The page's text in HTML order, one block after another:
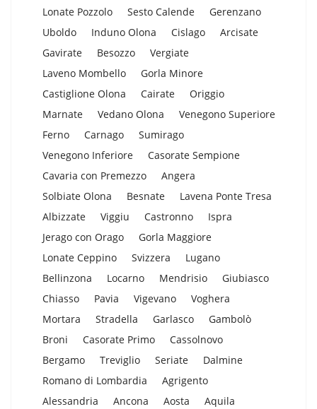
Lonate Pozzolo
Sesto Calende
Gerenzano
Uboldo
Induno Olona Cislago
Arcisate
Gavirate
Besozzo
Vergiate
Laveno Mombello
Gorla Minore
Castiglione Olona
Cairate
Origgio
Marnate
Vedano Olona
Venegono Superiore
Ferno
Carnago
Sumirago
Venegono Inferiore
Casorate Sempione
Cavaria con Premezzo
Angera
Solbiate Olona
Besnate
Lavena Ponte Tresa
Albizzate
Viggiu Castronno
Ispra
Jerago con Orago
Gorla Maggiore
Lonate Ceppino
Svizzera
Lugano
Bellinzona
Locarno Mendrisio
Giubiasco
Chiasso
Pavia Vigevano
Voghera
Mortara
Stradella Garlasco
Gambolò
Broni
Casorate Primo
Cassolnovo
Bergamo
Treviglio Seriate
Dalmine
Romano di Lombardia
Agrigento
Alessandria
Ancona Aosta
Aquila